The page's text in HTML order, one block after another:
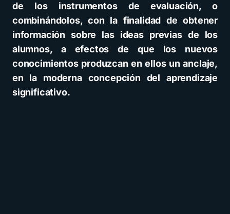
de los instrumentos de evaluación, o
combinándolos, con la finalidad de obtener
información sobre las ideas previas de los
alumnos, a efectos de que los nuevos
conocimientos produzcan en ellos un anclaje,
en la moderna concepción del aprendizaje
significativo.